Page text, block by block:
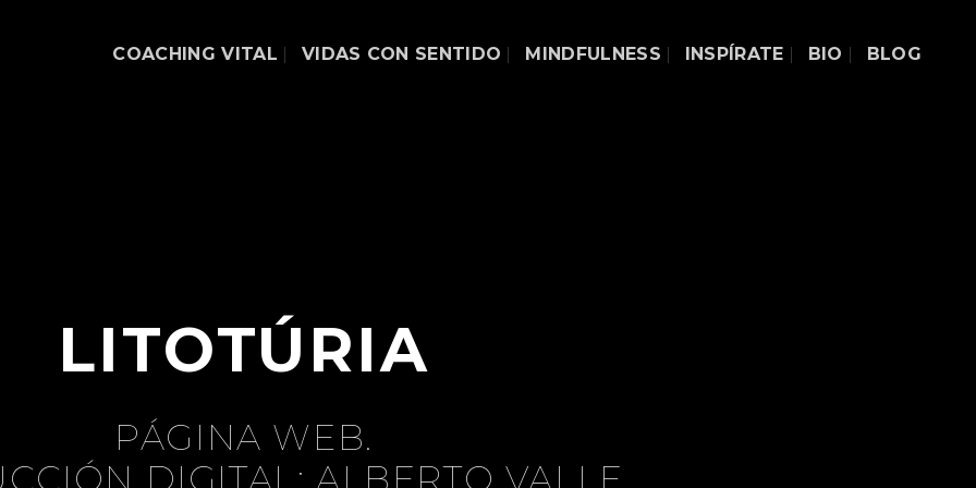
COACHING VITAL VIDAS CON SENTIDO MINDFULNESS INSPÍRATE BIO BLOG
LITOTÚRIA
PÁGINA WEB.
DIGITAL: ALBERTO VALLE